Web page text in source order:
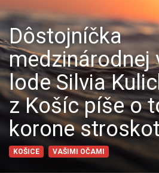
Dôstojníčka
medzinárodnej
lode Silvia
z Košíc píše o
korone
KOŠICE VAŠIMI OČAMI